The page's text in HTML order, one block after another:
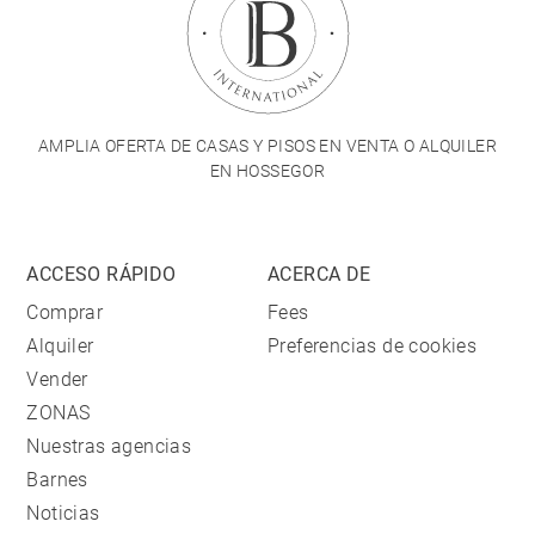
AMPLIA OFERTA DE CASAS Y PISOS EN VENTA O ALQUILER
EN HOSSEGOR
ACCESO RÁPIDO
Comprar
Alquiler
Vender
ZONAS
Nuestras agencias
Barnes
Noticias
ACERCA DE
Fees
Preferencias de cookies